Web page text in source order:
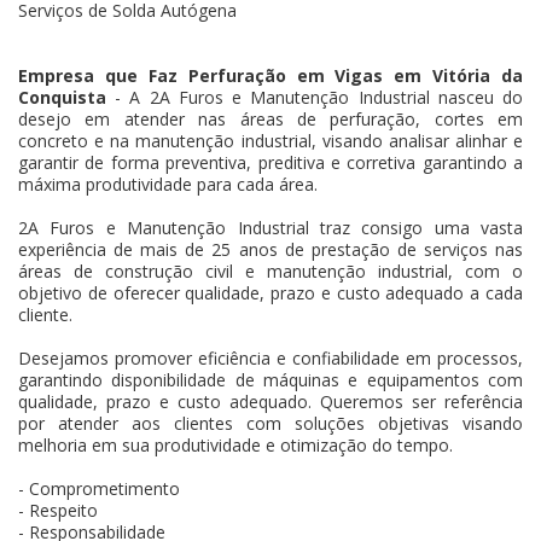
Serviços de Solda Autógena
Empresa que Faz Perfuração em Vigas em Vitória da
Conquista - A 2A Furos e Manutenção Industrial nasceu do
desejo em atender nas áreas de perfuração, cortes em
concreto e na manutenção industrial, visando analisar alinhar e
garantir de forma preventiva, preditiva e corretiva garantindo a
máxima produtividade para cada área.
2A Furos e Manutenção Industrial traz consigo uma vasta
experiência de mais de 25 anos de prestação de serviços nas
áreas de construção civil e manutenção industrial, com o
objetivo de oferecer qualidade, prazo e custo adequado a cada
cliente.
Desejamos promover eficiência e confiabilidade em processos,
garantindo disponibilidade de máquinas e equipamentos com
qualidade, prazo e custo adequado. Queremos ser referência
por atender aos clientes com soluções objetivas visando
melhoria em sua produtividade e otimização do tempo.
- Comprometimento
- Respeito
- Responsabilidade